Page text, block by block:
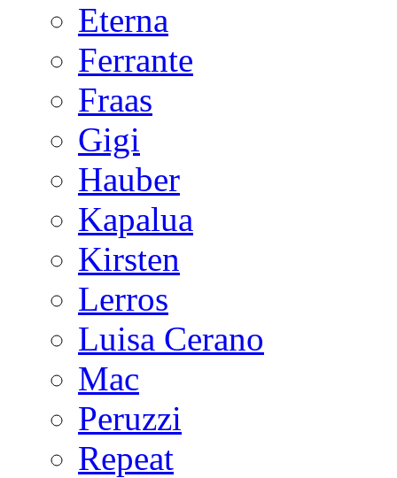
Eterna
Ferrante
Fraas
Gigi
Hauber
Kapalua
Kirsten
Lerros
Luisa Cerano
Mac
Peruzzi
Repeat